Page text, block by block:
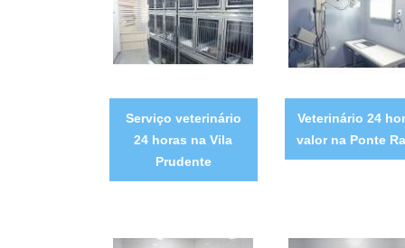
Serviço veterinário
24 horas na Vila
Prudente
Veterinário 24
valor na Ponte